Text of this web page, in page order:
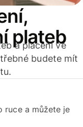
plateb
a placení ve
budete mít
ruce a můžete je